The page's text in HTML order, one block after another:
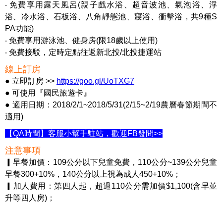
‧ 免費享用露天風呂(親子戲水浴、超音波池、氣泡浴、浮
浴、冷水浴、石板浴、八角靜態池、寢浴、衝擊浴，共9種S
PA功能)
‧ 免費享用游泳池、健身房(限18歲以上使用)
‧ 免費接駁，定時定點往返新北投/北投捷運站
線上訂房
● 立即訂房 >> https://goo.gl/UoTXG7
● 可使用『國民旅遊卡』
● 適用日期：2018/2/1~2018/5/31(2/15~2/19農曆春節期間不
適用)
【QA時間】客服小幫手駐站，歡迎FB發問>>
注意事項
▎早餐加價：109公分以下兒童免費，110公分~139公分兒童
早餐300+10%，140公分以上視為成人450+10%；
▎加人費用：第四人起，超過110公分需加價$1,100(含早並
升等四人房)；